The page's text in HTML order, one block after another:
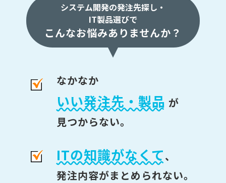
システム開発の発注先探し・
IT製品選びで
こんなお悩みありませんか？
なかなか
いい発注先・製品 が
見つからない。
ITの知識がなくて、
発注内容がまとめられない。